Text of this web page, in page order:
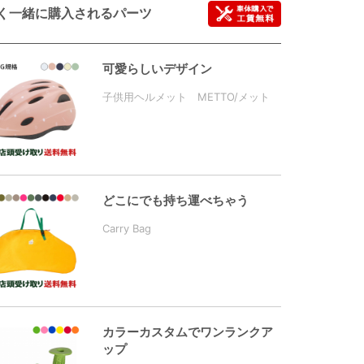
一緒に購入されるパーツ
可愛らしいデザイン
子供用ヘルメット METTO/メット
どこにでも持ち運べちゃう
Carry Bag
カラーカスタムでワンランクア
ップ